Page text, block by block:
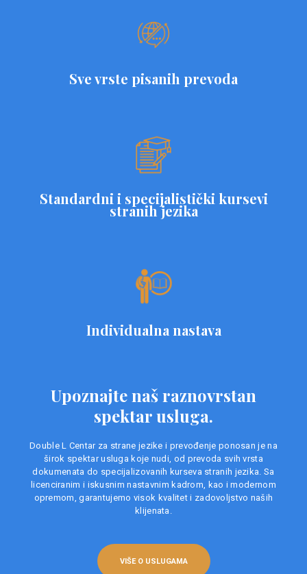
Sve vrste pisanih prevoda
Standardni i specijalistički kursevi
stranih jezika
Individualna nastava
Upoznajte naš raznovrstan
spektar usluga.
Double L Centar za strane jezike i prevođenje ponosan je na
širok spektar usluga koje nudi, od prevoda svih vrsta
dokumenata do specijalizovanih kurseva stranih jezika. Sa
licenciranim i iskusnim nastavnim kadrom, kao i modernom
opremom, garantujemo visok kvalitet i zadovoljstvo naših
klijenata.
VIŠE O USLUGAMA